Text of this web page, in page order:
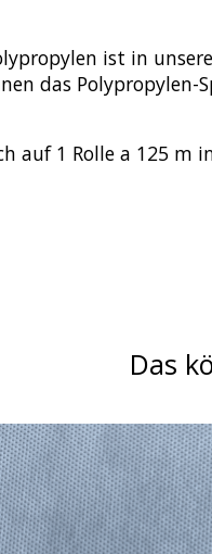
ist in
das
auf 1 Rolle a 125 m
Das